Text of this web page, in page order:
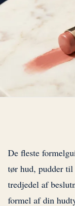
De fleste
tør hud, pudder
tredjedel af
formel af din